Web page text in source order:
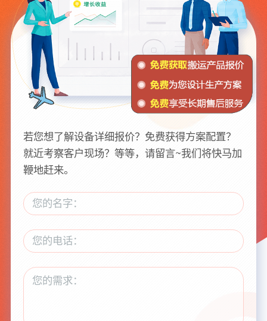
若您想了解设备详细报价？免费获得方案配置？
就近考察客户现场？等等，请留言~我们将快马加
鞭地赶来。